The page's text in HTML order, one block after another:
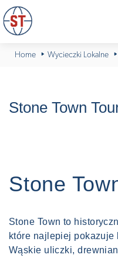
Home Wycieczki Lokalne
Stone Town
Stone
Stone Town to
które najlepiej pokazuje
Wąskie uliczki,